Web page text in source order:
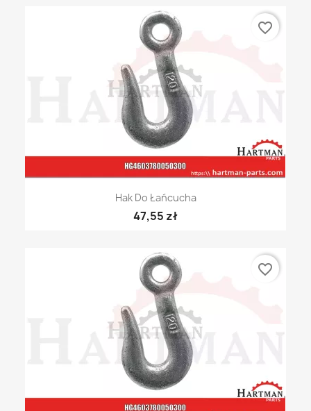
Hak Do Łańcucha
47,55 zł
favorite_border
favorite_border